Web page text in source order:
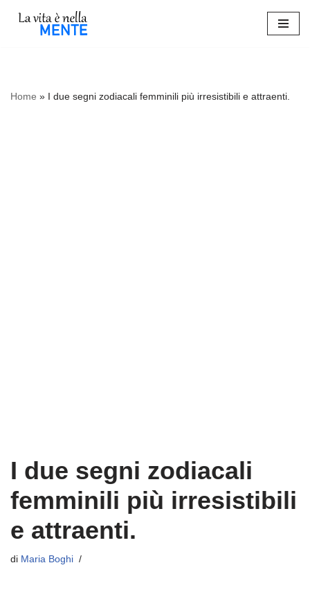
Home » I due segni zodiacali femminili più irresistibili e attraenti.
I due segni zodiacali
femminili più irresistibili
e attraenti.
di Maria Boghi